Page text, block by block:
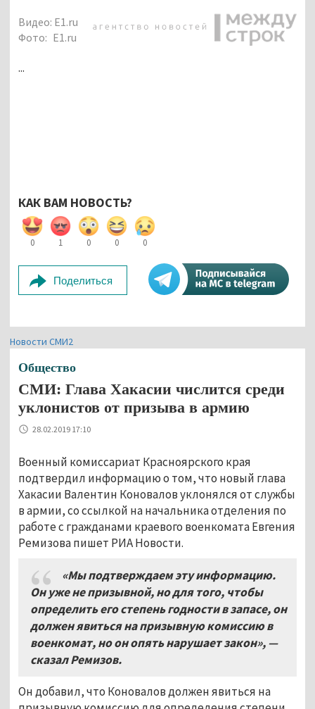
Видео: E1.ru
Фото: E1.ru
...
КАК ВАМ НОВОСТЬ?
0 1 0 0 0
Поделиться
Новости СМИ2
Общество
СМИ: Глава Хакасии числится среди
уклонистов от призыва в армию
28.02.2019 17:10
Военный комиссариат Красноярского края
подтвердил информацию о том, что новый глава
Хакасии Валентин Коновалов уклонялся от службы
в армии, со ссылкой на начальника отделения по
работе с гражданами краевого военкомата Евгения
Ремизова пишет РИА Новости.
«Мы подтверждаем эту информацию.
Он уже не призывной, но для того, чтобы
определить его степень годности в запасе, он
должен явиться на призывную комиссию в
военкомат, но он опять нарушает закон», —
сказал Ремизов.
Он добавил, что Коновалов должен явиться на